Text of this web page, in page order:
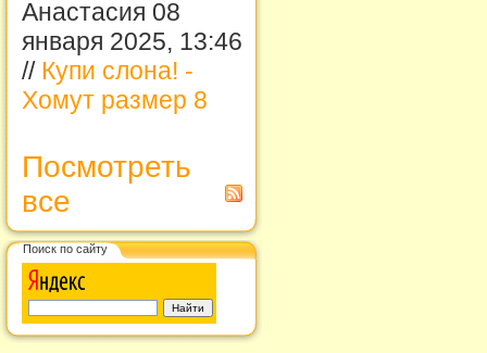
Анастасия 08
января 2025, 13:46
// Купи слона! -
Хомут размер 8
Посмотреть
все
Поиск по сайту